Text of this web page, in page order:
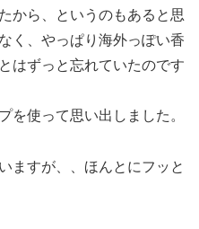
から、というのもあると思
く、やっぱり海外っぽい香
はずっと忘れていたのです
を使って思い出しました。
ますが、、ほんとにフッと